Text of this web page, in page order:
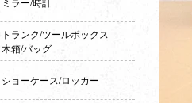
トランク/ツールボックス
木箱/バッグ
ショーケース/ロッカー